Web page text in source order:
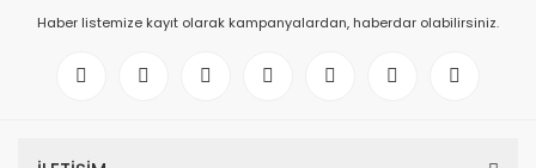
Haber listemize kayıt olarak kampanyalardan, haberdar olabilirsiniz.